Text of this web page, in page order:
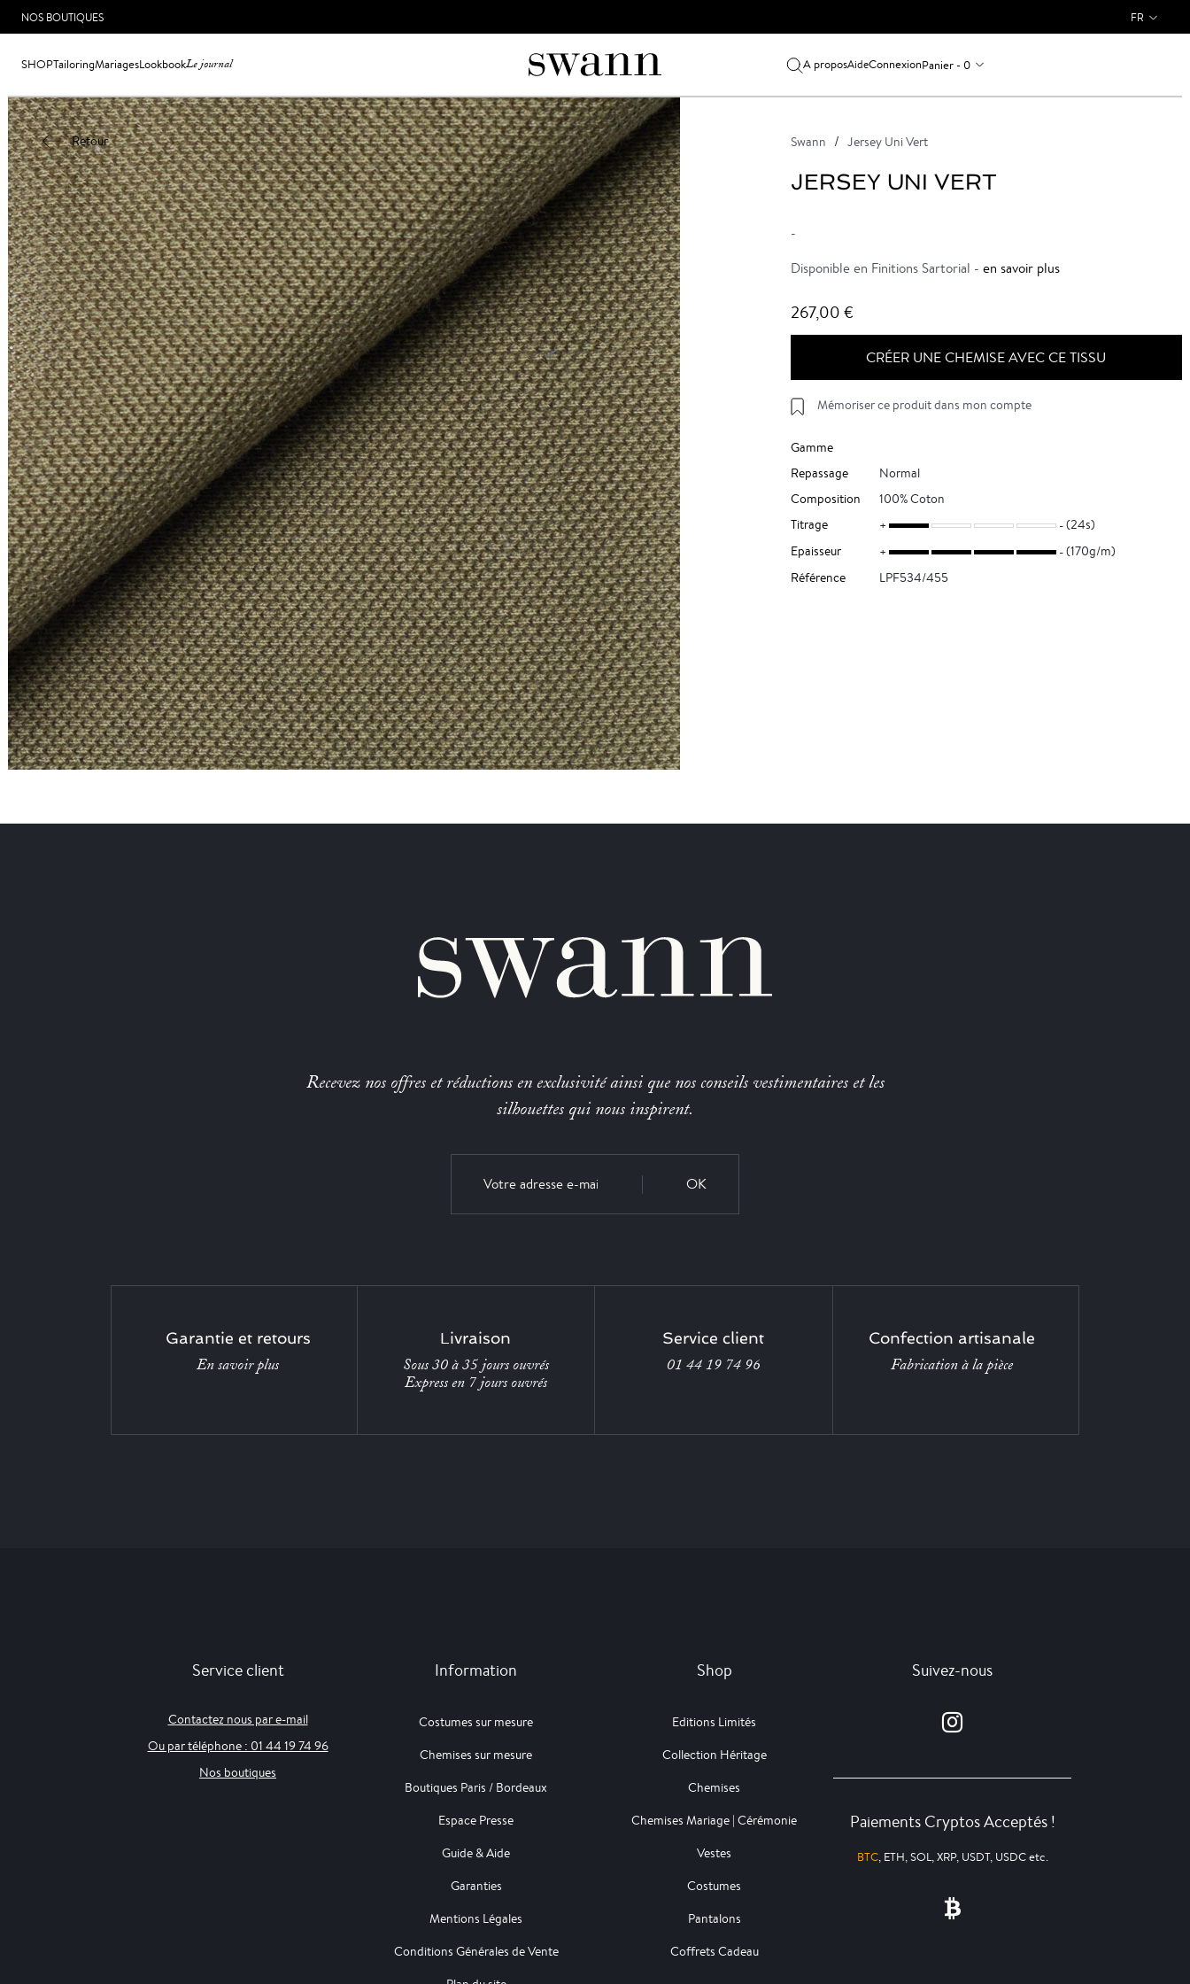
NOS BOUTIQUES FR
SHOPTailoringMariagesLookbookLe journal A proposAideConnexionPanier - 0
Retour Swann Jersey Uni Vert
JERSEY UNI VERT
-
Disponible en Finitions Sartorial - en savoir plus
267,00 €
CRÉER UNE CHEMISE AVEC CE TISSU
Mémoriser ce produit dans mon compte
Gamme
Repassage
Normal
Composition
100% Coton
Titrage
(24s)
Epaisseur
(170g/m)
Référence
LPF534/455
Recevez nos offres et réductions en exclusivité ainsi que nos conseils vestimentaires et les
silhouettes qui nous inspirent.
OK
Garantie et retours
En savoir plus
Livraison
Sous 30 à 35 jours ouvrés
Express en 7 jours ouvrés
Service client
01 44 19 74 96
Confection artisanale
Fabrication à la pièce
Service client
Contactez nous par e-mail
Ou par téléphone : 01 44 19 74 96
Nos boutiques
Information
Costumes sur mesure
Chemises sur mesure
Boutiques Paris / Bordeaux
Espace Presse
Guide & Aide
Garanties
Mentions Légales
Conditions Générales de Vente
Shop
Editions Limités
Collection Héritage
Chemises
Chemises Mariage | Cérémonie
Vestes
Costumes
Pantalons
Coffrets Cadeau
Suivez-nous
Paiements Cryptos Acceptés !
BTC, ETH, SOL, XRP, USDT, USDC etc.